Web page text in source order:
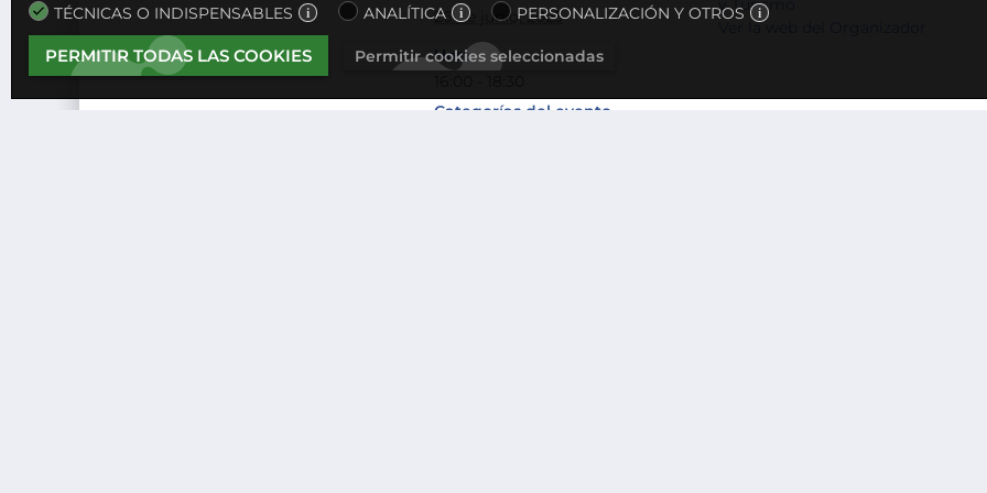
26 de junio, 2025
Hora:
Categorías del evento
y Turismo
Ver la web del Organizador
TÉCNICAS O INDISPENSABLES ANALÍTICA PERSONALIZACIÓN Y OTROS
PERMITIR TODAS LAS COOKIES Permitir cookies seleccionadas